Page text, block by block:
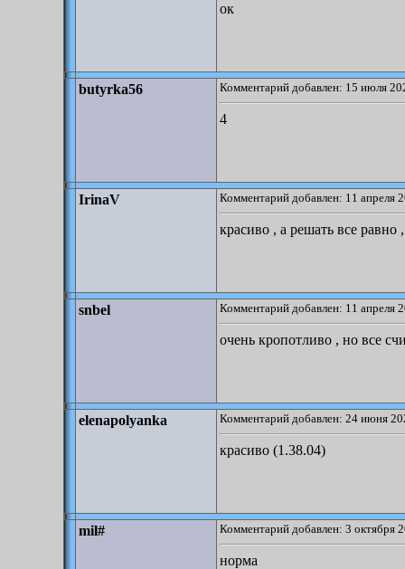
ок
butyrka56 Комментарий добавлен: 15 июля
4
IrinaV Комментарий добавлен: 11 апреля
красиво , а решать все
snbel Комментарий добавлен: 11 апреля
очень кропотливо , но все
elenapolyanka Комментарий добавлен: 24 июня
красиво (1.38.04)
mil# Комментарий добавлен: 3 октября
норма